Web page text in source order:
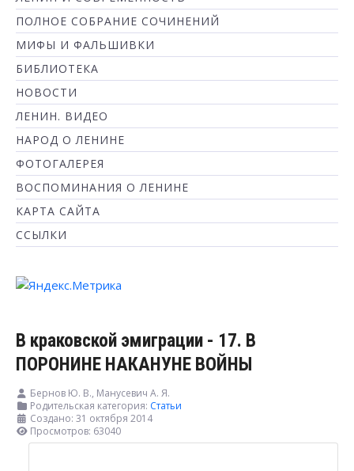
ПОЛНОЕ СОБРАНИЕ СОЧИНЕНИЙ
МИФЫ И ФАЛЬШИВКИ
БИБЛИОТЕКА
НОВОСТИ
ЛЕНИН. ВИДЕО
НАРОД О ЛЕНИНЕ
ФОТОГАЛЕРЕЯ
ВОСПОМИНАНИЯ О ЛЕНИНЕ
КАРТА САЙТА
ССЫЛКИ
В краковской эмиграции - 17. В
ПОРОНИНЕ НАКАНУНЕ ВОЙНЫ
Бернов Ю. В., Манусевич А. Я.
Родительская категория: Статьи
Создано: 31 октября 2014
Просмотров: 63040